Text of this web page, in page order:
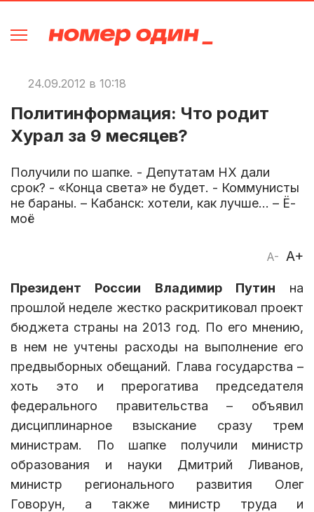
24.09.2012 в 10:18
Политинформация: Что родит
Хурал за 9 месяцев?
Получили по шапке. - Депутатам НХ дали
срок? - «Конца света» не будет. - Коммунисты
не бараны. – Кабанск: хотели, как лучше… – Ё-
моё
A- A+
Президент России Владимир Путин на
прошлой неделе жестко раскритиковал проект
бюджета страны на 2013 год. По его мнению,
в нем не учтены расходы на выполнение его
предвыборных обещаний. Глава государства –
хоть это и прерогатива председателя
федерального правительства – объявил
дисциплинарное взыскание сразу трем
министрам. По шапке получили министр
образования и науки Дмитрий Ливанов,
министр регионального развития Олег
Говорун, а также министр труда и